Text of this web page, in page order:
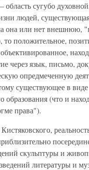
сугубо
людей,
она или нет внешнюю,
то поло­жительное,
через язык, письмо,
опредмеченную
существующее в виде
образования (что и
права").
скульптуры и
литературы и